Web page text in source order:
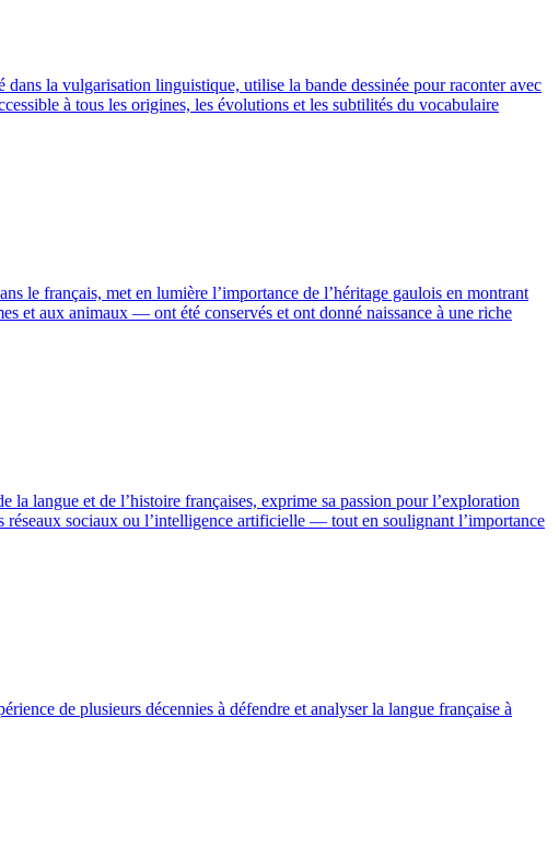
la vulgarisation linguistique, utilise la bande dessinée pour raconter avec
à tous les origines, les évolutions et les subtilités du vocabulaire
le français, met en lumière l’importance de l’héritage gaulois en montrant
et aux animaux — ont été conservés et ont donné naissance à une riche
langue et de l’histoire françaises, exprime sa passion pour l’exploration
sociaux ou l’intelligence artificielle — tout en soulignant l’importance
de plusieurs décennies à défendre et analyser la langue française à